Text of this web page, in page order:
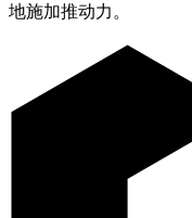
地施加推动力。